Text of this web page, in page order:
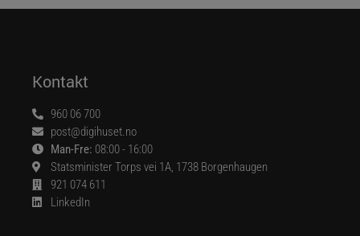
Kontakt
960 06 700
post@digihuset.no
Man-Fre: 08:00 - 16:00
Statsminister Torps vei 1A, 1738 Borgenhaugen
921 074 611
LinkedIn